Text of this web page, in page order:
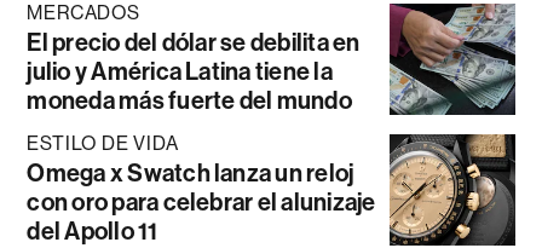
MERCADOS
El precio del dólar se debilita en
julio y América Latina tiene la
moneda más fuerte del mundo
ESTILO DE VIDA
Omega x Swatch lanza un reloj
con oro para celebrar el alunizaje
del Apollo 11